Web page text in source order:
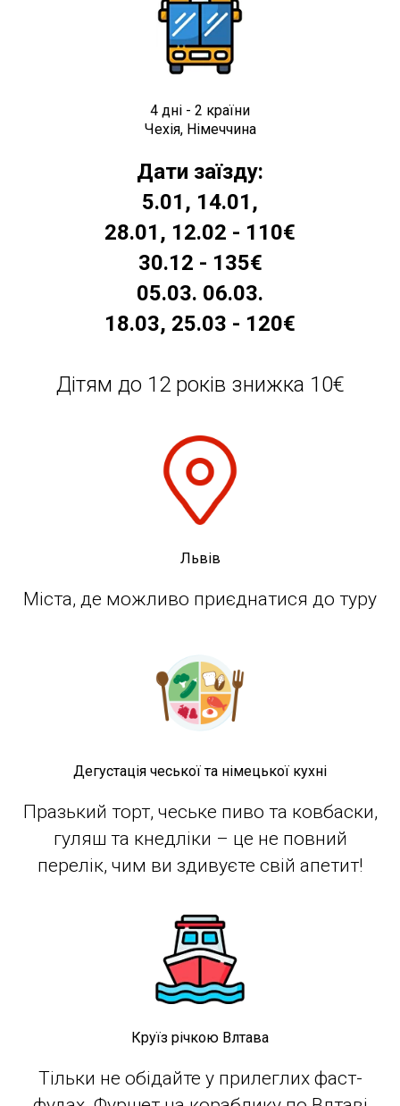
4 дні - 2 країни
Чехія, Німеччина
Дати заїзду:
5.01, 14.01,
28.01, 12.02 - 110€
30.12 - 135€
05.03. 06.03.
18.03, 25.03 - 120€
Дітям до 12 років знижка 10€
Львів
Міста, де можливо приєднатися до туру
Дегустація чеської та німецької кухні
Празький торт, чеське пиво та ковбаски,
гуляш та кнедліки – це не повний
перелік, чим ви здивуєте свій апетит!
Круїз річкою Влтава
Тільки не обідайте у прилеглих фаст-